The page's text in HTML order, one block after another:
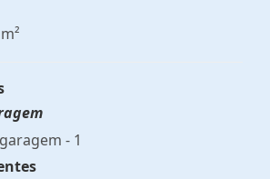
- 1